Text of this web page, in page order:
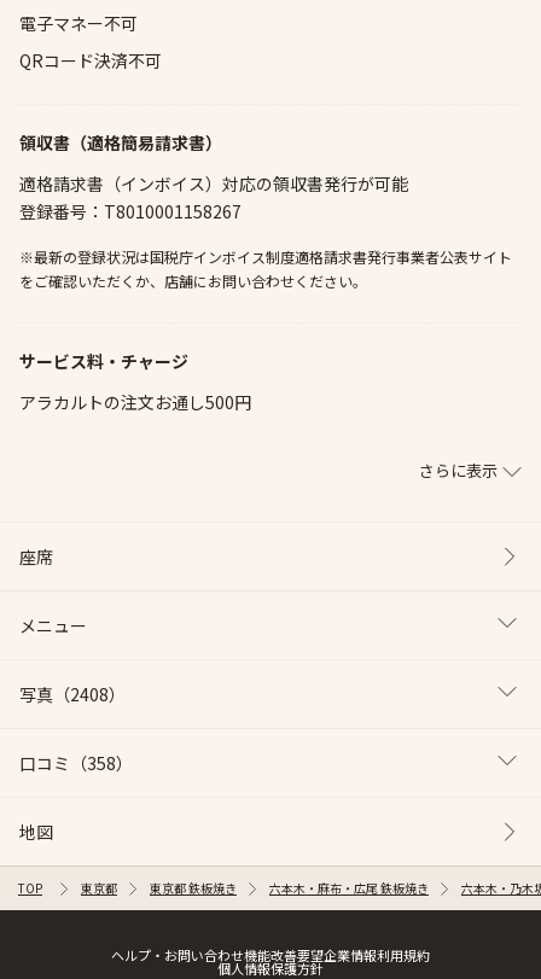
電子マネー不可
QRコード決済不可
領収書（適格簡易請求書）
適格請求書（インボイス）対応の領収書発行が可能
登録番号：T8010001158267
※最新の登録状況は国税庁インボイス制度適格請求書発行事業者公表サイト
をご確認いただくか、店舗にお問い合わせください。
サービス料・チャージ
アラカルトの注文お通し500円
さらに表示
座席
メニュー
写真 （2408）
口コミ （358）
地図
TOP 東京都 東京都 鉄板焼き 六本木・麻布・広尾 鉄板焼き 六本木・乃木
ヘルプ・お問い合わせ機能改善要望企業情報利用規約
個人情報保護方針